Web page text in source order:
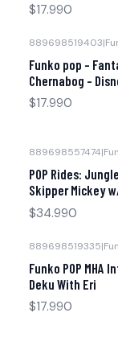
$17.990
889698519403|
Funko pop -
Chernabog -
$17.990
889698557474|
POP Rides:
Skipper Mickey
$34.990
889698519335|
Funko POP MHA
Deku With Eri
$17.990